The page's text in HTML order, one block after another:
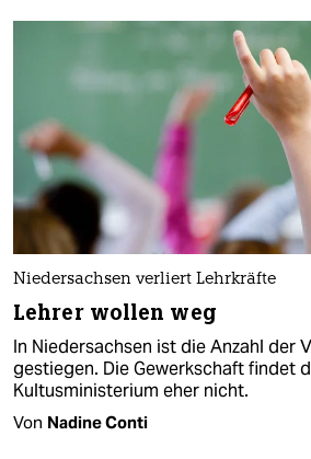
Niedersachsen verliert Lehrkräfte
Lehrer wollen weg
In Niedersachsen ist die Anzahl der
gestiegen. Die Gewerkschaft findet
Kultusministerium eher nicht.
Von Nadine Conti